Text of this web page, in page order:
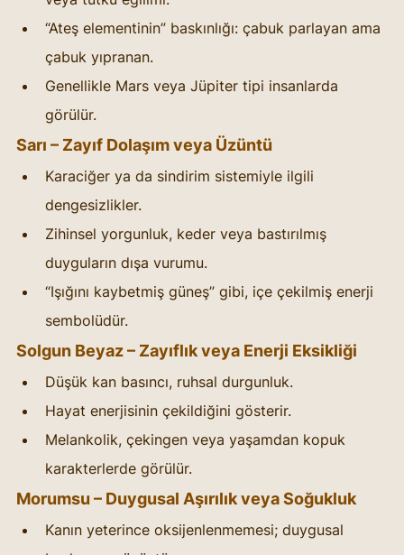
“Ateş elementinin” baskınlığı: çabuk parlayan ama
çabuk yıpranan.
Genellikle Mars veya Jüpiter tipi insanlarda
görülür.
Sarı – Zayıf Dolaşım veya Üzüntü
Karaciğer ya da sindirim sistemiyle ilgili
dengesizlikler.
Zihinsel yorgunluk, keder veya bastırılmış
duyguların dışa vurumu.
“Işığını kaybetmiş güneş” gibi, içe çekilmiş enerji
sembolüdür.
Solgun Beyaz – Zayıflık veya Enerji Eksikliği
Düşük kan basıncı, ruhsal durgunluk.
Hayat enerjisinin çekildiğini gösterir.
Melankolik, çekingen veya yaşamdan kopuk
karakterlerde görülür.
Morumsu – Duygusal Aşırılık veya Soğukluk
Kanın yeterince oksijenlenmemesi; duygusal